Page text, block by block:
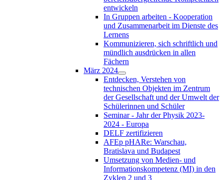
entwickeln
In Gruppen arbeiten - Kooperation
und Zusammenarbeit im Dienste des
Lernens
Kommunizieren, sich schriftlich und
mündlich ausdrücken in allen
Fächern
März 2024
Entdecken, Verstehen von
technischen Objekten im Zentrum
der Gesellschaft und der Umwelt der
Schülerinnen und Schüler
Seminar - Jahr der Physik 2023-
2024 - Europa
DELF zertifizieren
AFEp pHARe: Warschau,
Bratislava und Budapest
Umsetzung von Medien- und
Informationskompetenz (MI) in den
Zyklen 2 und 3